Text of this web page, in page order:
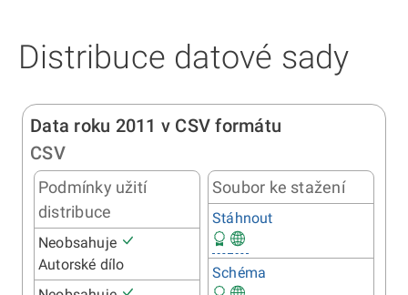
Distribuce datové sady
Data roku 2011 v CSV formátu
CSV
Podmínky užití
distribuce
Neobsahuje
Autorské dílo
Soubor ke stažení
Stáhnout
Schéma